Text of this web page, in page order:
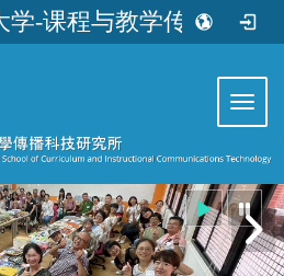
国立台北教育大学-课程与教学传播科技研究所